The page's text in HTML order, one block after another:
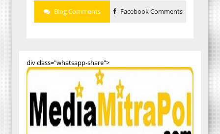
Blog Comments Facebook Comments
div class="whatsapp-share">